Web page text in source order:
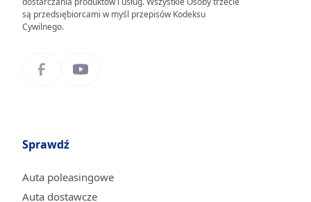
są przedsiębiorcami w myśl przepisów Kodeksu
Cywilnego.
Sprawdź
Auta poleasingowe
Auta dostawcze